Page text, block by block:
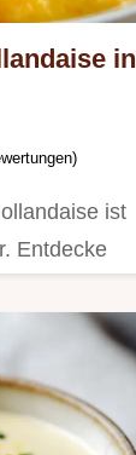
in
ist
Entdecke